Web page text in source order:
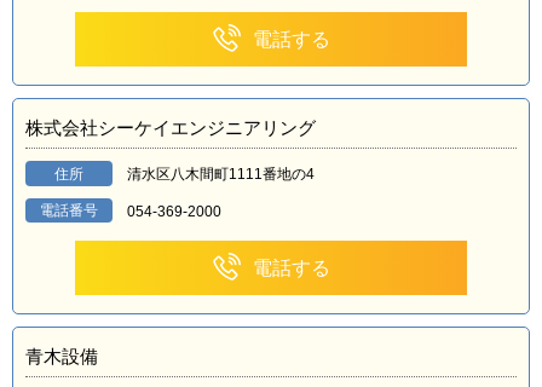
電話する
株式会社シーケイエンジニアリング
住所 清水区八木間町1111番地の4
電話番号 054-369-2000
電話する
青木設備